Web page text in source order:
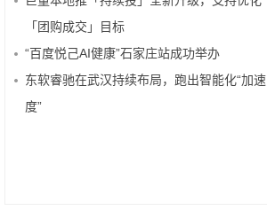
「团购成交」目标
“百度悦己AI健康”石家庄站成功举办
东软睿驰在武汉持续布局，跑出智能化“加速
度”